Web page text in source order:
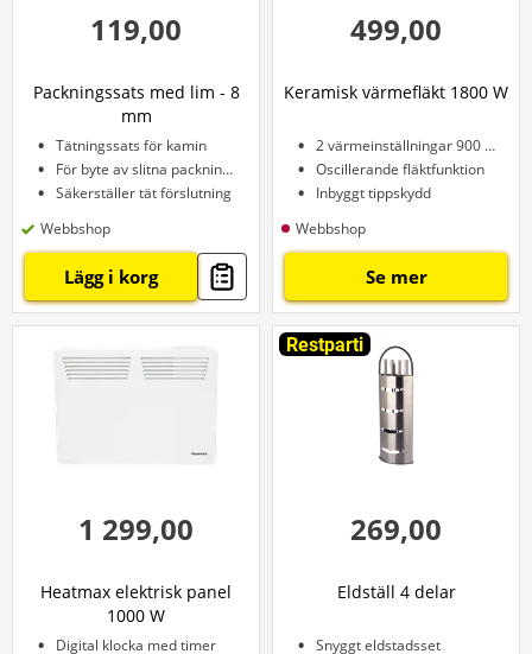
119,00
Packningssats med lim - 8
mm
Tätningssats för kamin
För byte av slitna packningar
Säkerställer tät förslutning
Webbshop
Lägg i korg
499,00
Keramisk värmefläkt 1800 W
2 värmeinställningar 900 W och 1800 W
Oscillerande fläktfunktion
Inbyggt tippskydd
Webbshop
Se mer
1 299,00
Heatmax elektrisk panel
1000 W
Digital klocka med timer
Restparti
269,00
Eldställ 4 delar
Snyggt eldstadsset